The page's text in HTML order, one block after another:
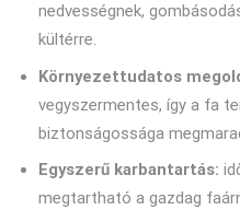
nedvességnek,
kültérre.
Környezettudatos
vegyszermentes, így a fa
biztonságossága
Egyszerű karbantartás:
megtartható a gazdag